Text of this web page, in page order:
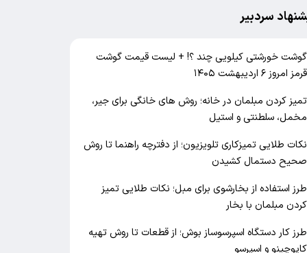
سردبیر
گوشت خورشتی کیلویی چند ؟! + لیست قیمت گوشت
قرمز امروز ۶ اردیبهشت ۱۴۰۵
تمیز کردن مبلمان در خانه؛ روش های خانگی برای جیر،
مخمل، سلطنتی و استیل
نکات طلایی تمیزکاری تلویزیون؛ از دفترچه راهنما تا روش
صحیح دستمال کشیدن
طرز استفاده از بخارشوی برای مبل؛ نکات طلایی تمیز
کردن مبلمان با بخار
طرز کار دستگاه اسپرسوساز بوش؛ از قطعات تا روش تهیه
کاپوچینو و اسپرسو